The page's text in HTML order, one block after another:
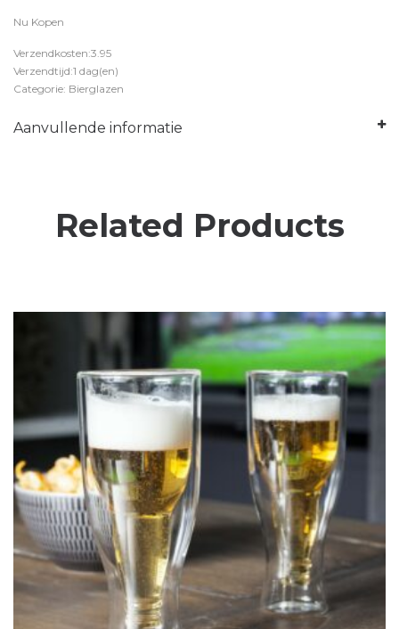
Nu Kopen
Verzendkosten:3.95
Verzendtijd:1 dag(en)
Categorie: Bierglazen
Aanvullende informatie
Related Products